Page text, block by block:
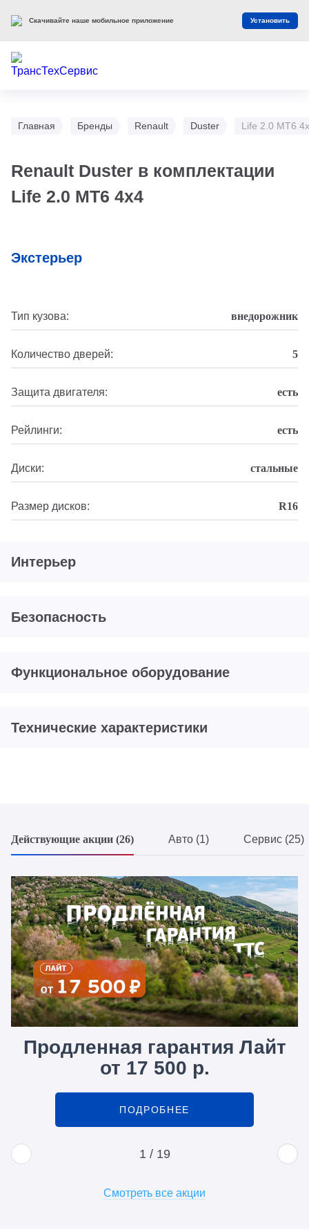
Главная Бренды Renault Duster Life 2.0 MT6
Renault Duster в комплектации
Life 2.0 MT6 4x4
Экстерьер
Тип кузова: внедорожник
Количество дверей: 5
Защита двигателя: есть
Рейлинги: есть
Диски: стальные
Размер дисков: R16
Интерьер
Безопасность
Функциональное оборудование
Технические характеристики
Действующие акции (26) Авто (1) Сервис (25)
Продленная гарантия Лайт
от 17 500 р.
ПОДРОБНЕЕ
1 / 19
Смотреть все акции
Скачивайте наше мобильное приложение Установить